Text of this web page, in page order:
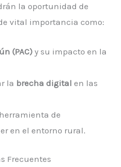
la oportunidad de
vital importancia como:
(PAC) y su impacto en la
la brecha digital en las
de
en el entorno rural.
Frecuentes